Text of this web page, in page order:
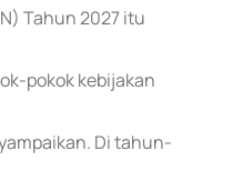
Tahun 2027 itu
pokok kebijakan
Di tahun-